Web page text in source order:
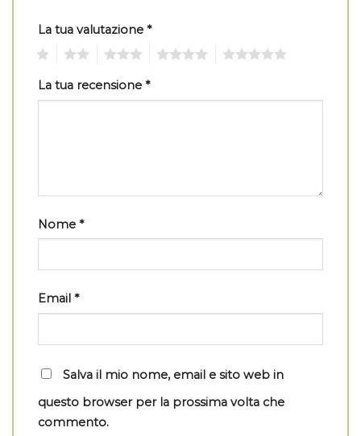
La tua valutazione *
La tua recensione *
Nome *
Email *
Salva il mio nome, email e sito web in
questo browser per la prossima volta che
commento.